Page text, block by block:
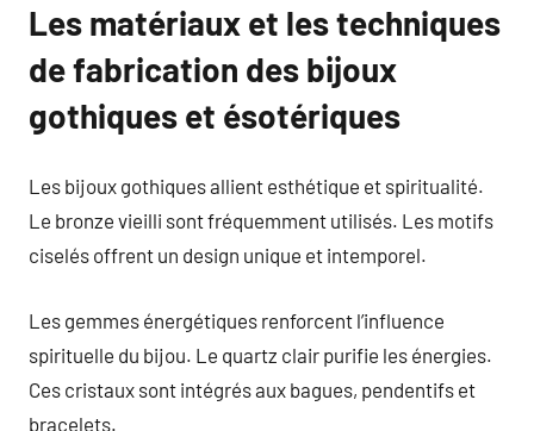
Les matériaux et les techniques
de fabrication des bijoux
gothiques et ésotériques
Les bijoux gothiques allient esthétique et spiritualité.
Le bronze vieilli sont fréquemment utilisés. Les motifs
ciselés offrent un design unique et intemporel.
Les gemmes énergétiques renforcent l’influence
spirituelle du bijou. Le quartz clair purifie les énergies.
Ces cristaux sont intégrés aux bagues, pendentifs et
bracelets.